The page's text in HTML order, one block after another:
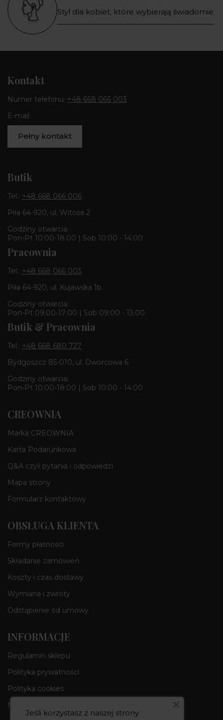
Styl dla kobiet, które wybierają świadomie
Kontakt
Numer telefonu: +48 668 066 003
E-mail:
Pełny kontakt
Butik
Tel.: +48 668 066 006
Piła 64-920, ul. Witosa 2
Godziny otwarcia:
Pon-Pt 10:00-18:00 | Sob 10:00 - 14:00
Pracownia
Tel.: +48 668 066 003
Piła 64-920, ul. Kujawska 1b
Godziny otwarcia:
Pon-Pt 09:00-17:00 | Sob 09:00 - 13:00
Butik & Pracownia
Tel.: +48 668 680 727
Bydgoszcz 85-010, ul. Dworcowa 6
Godziny otwarcia:
Pon-Pt 10:00-18:00 | Sob 10:00 - 14:00
CREOWNIA
Marka CREOWNIA
Karta Podarunkowa
Q&A czyli pytania i odpowiedzi
Mapa strony
Formularz kontaktowy
OBSŁUGA KLIENTA
Formy płatności
Składanie zamówień
Koszty i czas dostawy
Wymiana i zwroty
Odstąpienie od umowy
INFORMACJE
Regulamin sklepu
Polityka prywatności
Polityka cookies
Moje konto
Jeśli korzystasz z naszej strony